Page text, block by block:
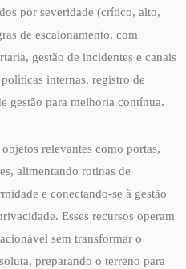
por severidade (crítico, alto,
de escalonamento, com
gestão de incidentes e canais
internas, registro de
gestão para melhoria contínua.
relevantes como portas,
alimentando rotinas de
e conectando-se à gestão
Esses recursos operam
sem transformar o
preparando o terreno para